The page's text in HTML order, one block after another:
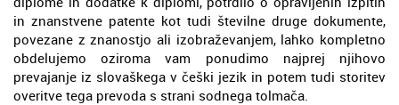
in znanstvene patente kot tudi številne druge dokumente,
povezane z znanostjo ali izobraževanjem, lahko kompletno
obdelujemo oziroma vam ponudimo najprej njihovo
prevajanje iz slovaškega v češki jezik in potem tudi storitev
overitve tega prevoda s strani sodnega tolmača.